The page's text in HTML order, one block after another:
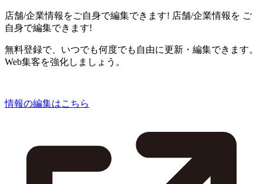
店舗/企業情報をご自身で編集できます! 店舗/企業情報を ご
自身で編集できます!
無料登録で、いつでも何度でも自由に更新・編集できます。
Web集客を強化しましょう。
情報の編集はこちら